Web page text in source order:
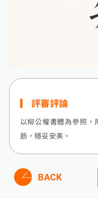
評審評論
以柳公權書體為參照，
飭，穩妥安美。
BACK